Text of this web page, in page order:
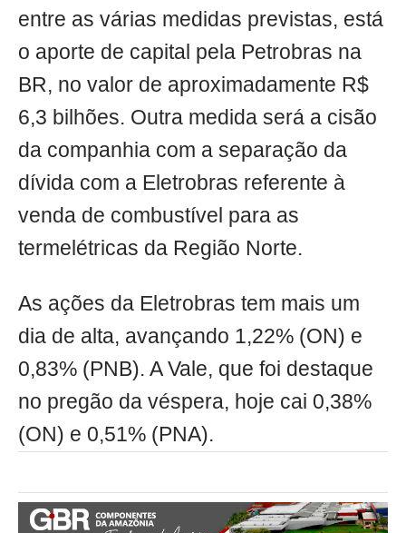
entre as várias medidas previstas, está
o aporte de capital pela Petrobras na
BR, no valor de aproximadamente R$
6,3 bilhões. Outra medida será a cisão
da companhia com a separação da
dívida com a Eletrobras referente à
venda de combustível para as
termelétricas da Região Norte.
As ações da Eletrobras tem mais um
dia de alta, avançando 1,22% (ON) e
0,83% (PNB). A Vale, que foi destaque
no pregão da véspera, hoje cai 0,38%
(ON) e 0,51% (PNA).